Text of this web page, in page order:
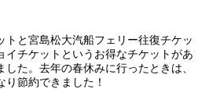
トと宮島松大汽船フェリー往復チケッ
イチケットというお得なチケットがあ
た。去年の春休みに行ったときは、
り節約できました！